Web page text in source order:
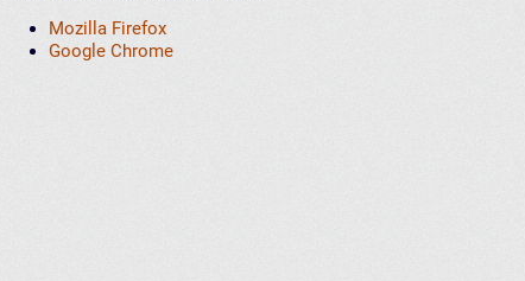
Mozilla Firefox
Google Chrome